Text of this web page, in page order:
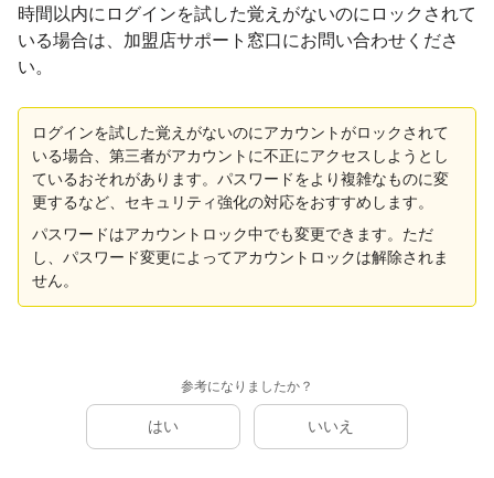
時間以内にログインを試した覚えがないのにロックされて
いる場合は、加盟店サポート窓口にお問い合わせくださ
い。
ログインを試した覚えがないのにアカウントがロックされて
いる場合、第三者がアカウントに不正にアクセスしようとし
ているおそれがあります。パスワードをより複雑なものに変
更するなど、セキュリティ強化の対応をおすすめします。
パスワードはアカウントロック中でも変更できます。ただ
し、パスワード変更によってアカウントロックは解除されま
せん。
参考になりましたか？
はい いいえ